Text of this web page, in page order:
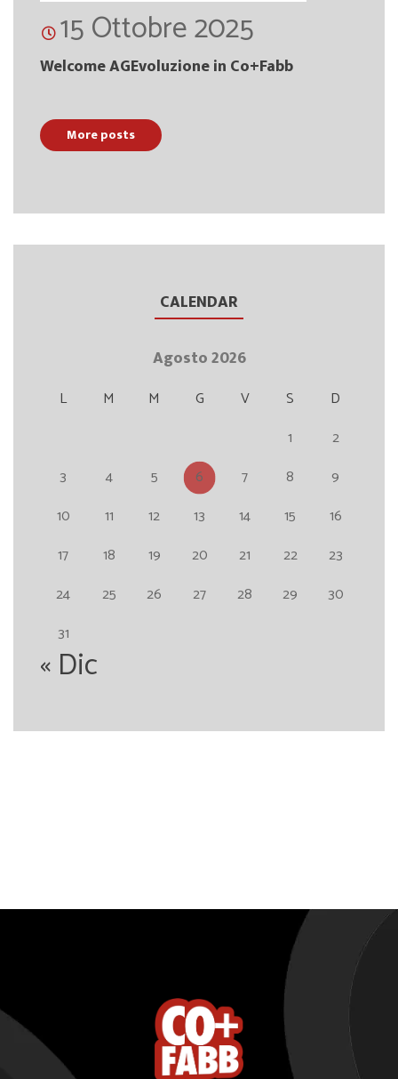
15 Ottobre 2025
Welcome AGEvoluzione in Co+Fabb
More posts
CALENDAR
Agosto 2026
L M M G V S
D
1
2
3
4 5 6 7 8
9
10
11 12 13 14 15
16
17
18 19 20 21 22
23
24
25 26 27 28 29
30
31
« Dic